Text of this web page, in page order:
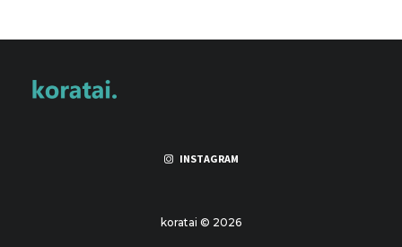
INSTAGRAM
koratai © 2026